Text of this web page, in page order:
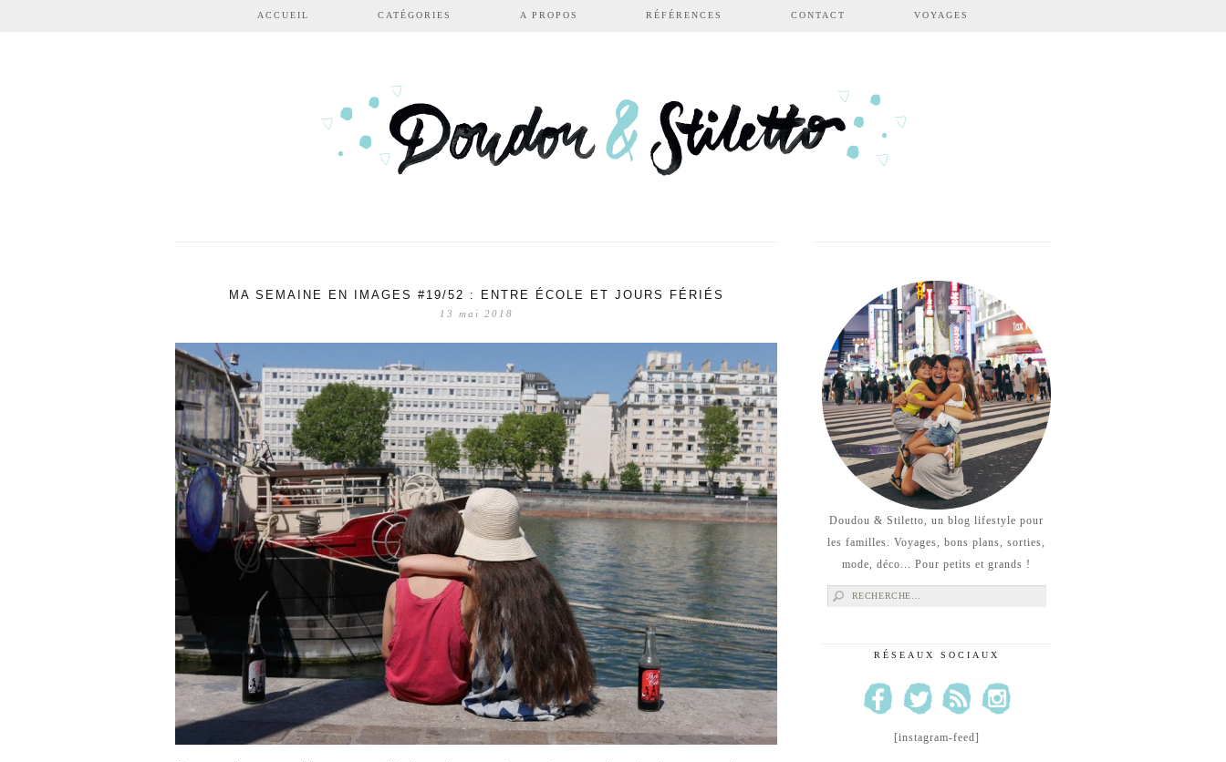
Aller au contenu principal
ACCUEIL CATÉGORIES A PROPOS RÉFÉRENCES CONTACT VOYAGES
MA SEMAINE EN IMAGES #19/52 : ENTRE ÉCOLE ET JOURS FÉRIÉS
13 mai 2018
Doudou & Stiletto, un blog lifestyle pour
les familles. Voyages, bons plans, sorties,
mode, déco... Pour petits et grands !
Rechercher :
RÉSEAUX SOCIAUX
[instagram-feed]